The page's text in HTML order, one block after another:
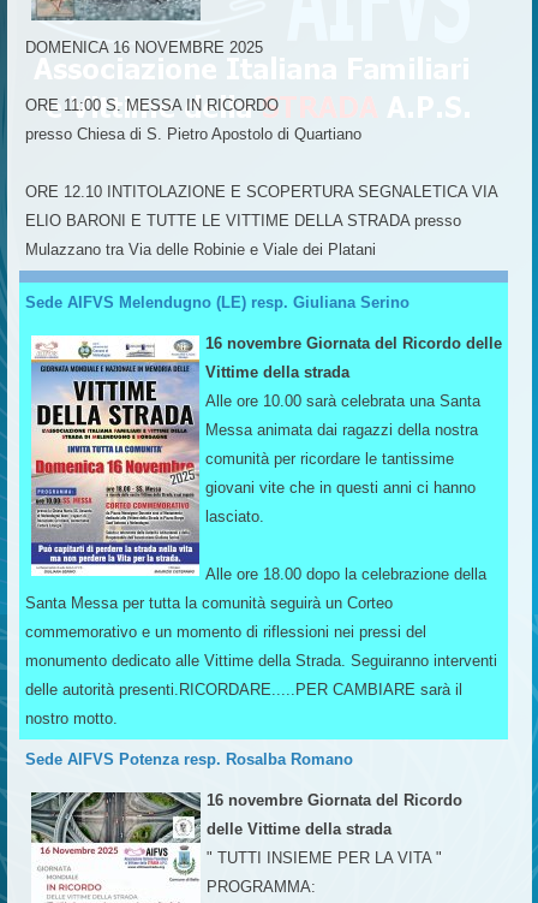
DOMENICA 16 NOVEMBRE 2025
ORE 11:00 S. MESSA IN RICORDO
presso Chiesa di S. Pietro Apostolo di Quartiano
ORE 12.10 INTITOLAZIONE E SCOPERTURA SEGNALETICA VIA
ELIO BARONI E TUTTE LE VITTIME DELLA STRADA presso
Mulazzano tra Via delle Robinie e Viale dei Platani
Sede AIFVS Melendugno (LE) resp. Giuliana Serino
16 novembre Giornata del Ricordo delle
Vittime della strada
Alle ore 10.00 sarà celebrata una Santa
Messa animata dai ragazzi della nostra
comunità per ricordare le tantissime
giovani vite che in questi anni ci hanno
lasciato.
Alle ore 18.00 dopo la celebrazione della
Santa Messa per tutta la comunità seguirà un Corteo
commemorativo e un momento di riflessioni nei pressi del
monumento dedicato alle Vittime della Strada. Seguiranno interventi
delle autorità presenti.RICORDARE.....PER CAMBIARE sarà il
nostro motto.
Sede AIFVS Potenza resp. Rosalba Romano
16 novembre Giornata del Ricordo
delle Vittime della strada
" TUTTI INSIEME PER LA VITA "
PROGRAMMA: